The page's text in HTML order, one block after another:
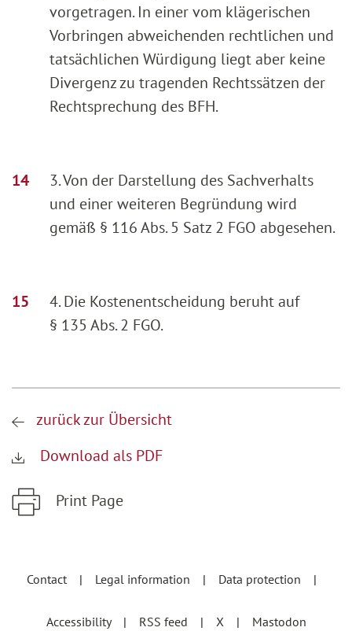
vorgetragen. In einer vom klägerischen
Vorbringen abweichenden rechtlichen und
tatsächlichen Würdigung liegt aber keine
Divergenz zu tragenden Rechtssätzen der
Rechtsprechung des BFH.
3. Von der Darstellung des Sachverhalts
und einer weiteren Begründung wird
gemäß § 116 Abs. 5 Satz 2 FGO abgesehen.
4. Die Kostenentscheidung beruht auf
§ 135 Abs. 2 FGO.
zurück zur Übersicht
Download als PDF
Print Page
Contact
Legal information Data protection
Accessibility RSS feed X Mastodon